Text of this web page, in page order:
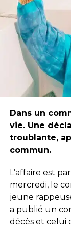
Dans un
vie. Une
troublante,
commun.
L’affaire est
mercredi, le
jeune
a publié un
décès et celui